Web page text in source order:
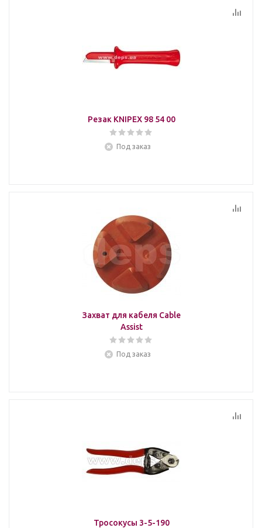
Резак KNIPEX 98 54 00
Под заказ
Захват для кабеля Cable
Assist
Под заказ
Тросокусы 3-5-190